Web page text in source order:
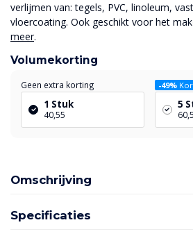
verlijmen van: tegels, PVC, linoleum,
vloercoating. Ook geschikt voor het
meer.
Volumekorting
Geen extra korting
1 Stuk
40,55
-49%
5
Omschrijving
Specificaties